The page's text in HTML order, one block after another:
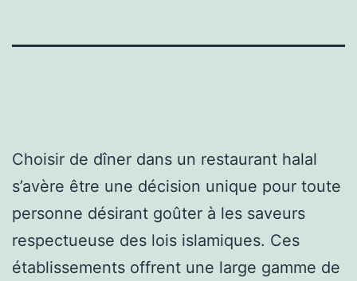
Choisir de dîner dans un restaurant halal
s’avère être une décision unique pour toute
personne désirant goûter à les saveurs
respectueuse des lois islamiques. Ces
établissements offrent une large gamme de